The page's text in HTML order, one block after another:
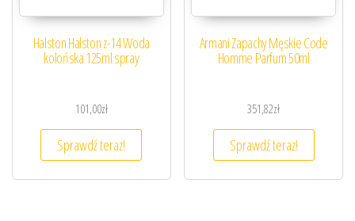
Halston Halston z-14 Woda
kolońska 125ml spray
101,00zł
Sprawdź teraz!
Armani Zapachy Męskie Code
Homme Parfum 50ml
351,82zł
Sprawdź teraz!